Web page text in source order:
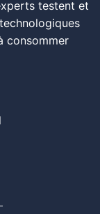
testent et
consommer